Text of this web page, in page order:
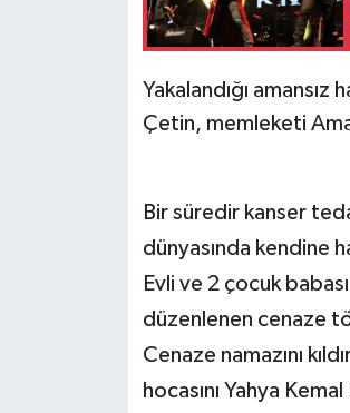
Yakalandığı
Çetin, memleketi
Bir süredir kanser
dünyasında kendine
Evli ve 2 çocuk
düzenlenen cenaze
Cenaze namazını
hocasını Yahya